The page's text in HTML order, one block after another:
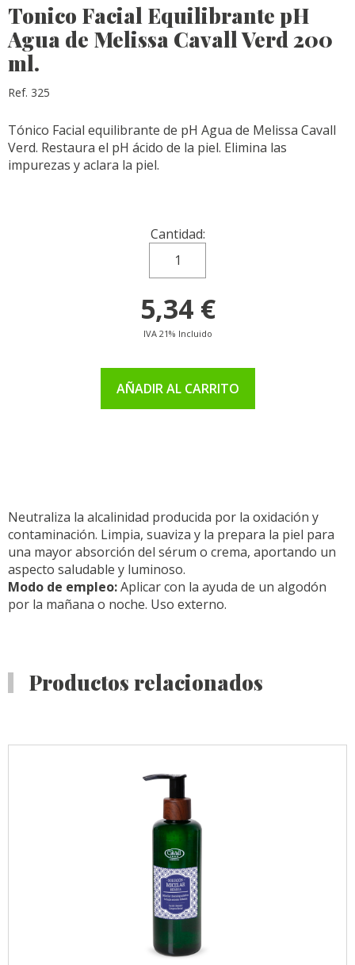
Tonico Facial Equilibrante pH
Agua de Melissa Cavall Verd 200
ml.
Ref. 325
Tónico Facial equilibrante de pH Agua de Melissa Cavall
Verd. Restaura el pH ácido de la piel. Elimina las
impurezas y aclara la piel.
Cantidad:
5,34 €
IVA 21% Incluido
AÑADIR AL CARRITO
Neutraliza la alcalinidad producida por la oxidación y
contaminación. Limpia, suaviza y la prepara la piel para
una mayor absorción del sérum o crema, aportando un
aspecto saludable y luminoso.
Modo de empleo:Aplicar con la ayuda de un algodón
por la mañana o noche. Uso externo.
Productos relacionados